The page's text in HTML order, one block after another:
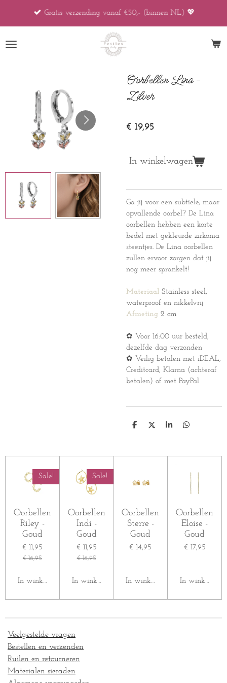
de
Gratis verzending vanaf €50,- (binnen NL) 💖
Oorbellen Lina -
Zilver
€ 19,95
In winkelwagen
Ga jij voor een subtiele, maar
opvallende oorbel? De Lina
oorbellen hebben een korte
bedel met gekleurde zirkonia
steentjes. De Lina oorbellen
zullen ervoor zorgen dat jij
nog meer sprankelt!
Materiaal Stainless steel,
waterproof en nikkelvrij
Afmeting 2 cm
✿ Voor 16:00 uur besteld,
dezelfde dag verzonden
✿ Veilig betalen met iDEAL,
Creditcard, Klarna (achteraf
betalen) of met PayPal
D
n
D
S
e
D
n
Sale!
Oorbellen
Riley -
Goud
€ 11,95
€ 16,95
In winkelwagen
Sale!
Oorbellen
Indi -
Goud
€ 11,95
€ 16,95
In winkelwagen
Oorbellen
Sterre -
Goud
€ 14,95
In winkelwagen
Oorbellen
Eloise -
Goud
€ 17,95
In
Veelgestelde vragen
Bestellen en verzenden
Ruilen en retourneren
Materialen sieraden